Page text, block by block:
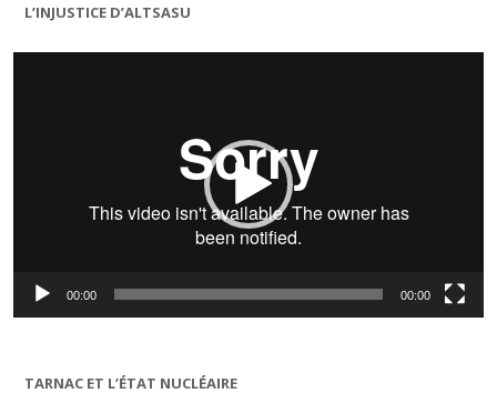
L’INJUSTICE D’ALTSASU
Lecteur
00:00 00:00
TARNAC ET L’ÉTAT NUCLÉAIRE